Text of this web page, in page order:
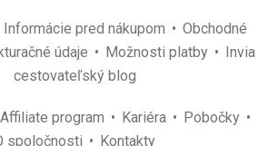
Informácie pred nákupom
Obchodné
údaje Možnosti platby
Invia
cestovateľský blog
Affiliate program Kariéra
Pobočky
spoločnosti
Kontakty